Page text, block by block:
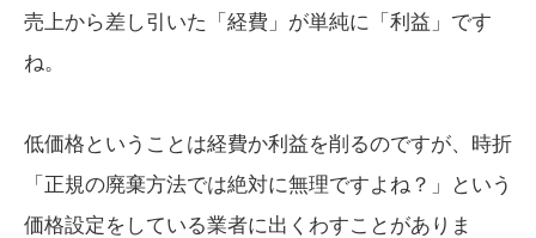
売上から差し引いた「経費」が単純に「利益」です
ね。
低価格ということは経費か利益を削るのですが、時折
「正規の廃棄方法では絶対に無理ですよね？」という
価格設定をしている業者に出くわすことがありま